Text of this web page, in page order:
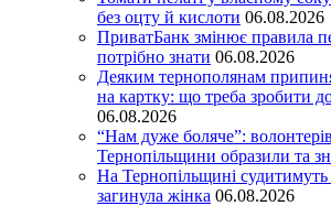
без оцту й кислоти 06.08.2026
ПриватБанк змінює правила
потрібно знати 06.08.2026
Деяким тернополянам
на картку: що треба зробити
06.08.2026
“Нам дуже боляче”:
Тернопільщини образили та
На Тернопільщині судитимуть
загинула жінка 06.08.2026